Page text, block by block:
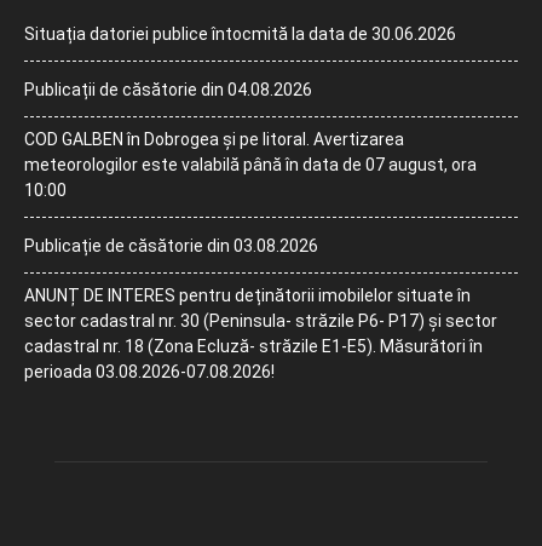
Situația datoriei publice întocmită la data de 30.06.2026
Publicații de căsătorie din 04.08.2026
COD GALBEN în Dobrogea și pe litoral. Avertizarea
meteorologilor este valabilă până în data de 07 august, ora
10:00
Publicație de căsătorie din 03.08.2026
ANUNȚ DE INTERES pentru deținătorii imobilelor situate în
sector cadastral nr. 30 (Peninsula- străzile P6- P17) și sector
cadastral nr. 18 (Zona Ecluză- străzile E1-E5). Măsurători în
perioada 03.08.2026-07.08.2026!